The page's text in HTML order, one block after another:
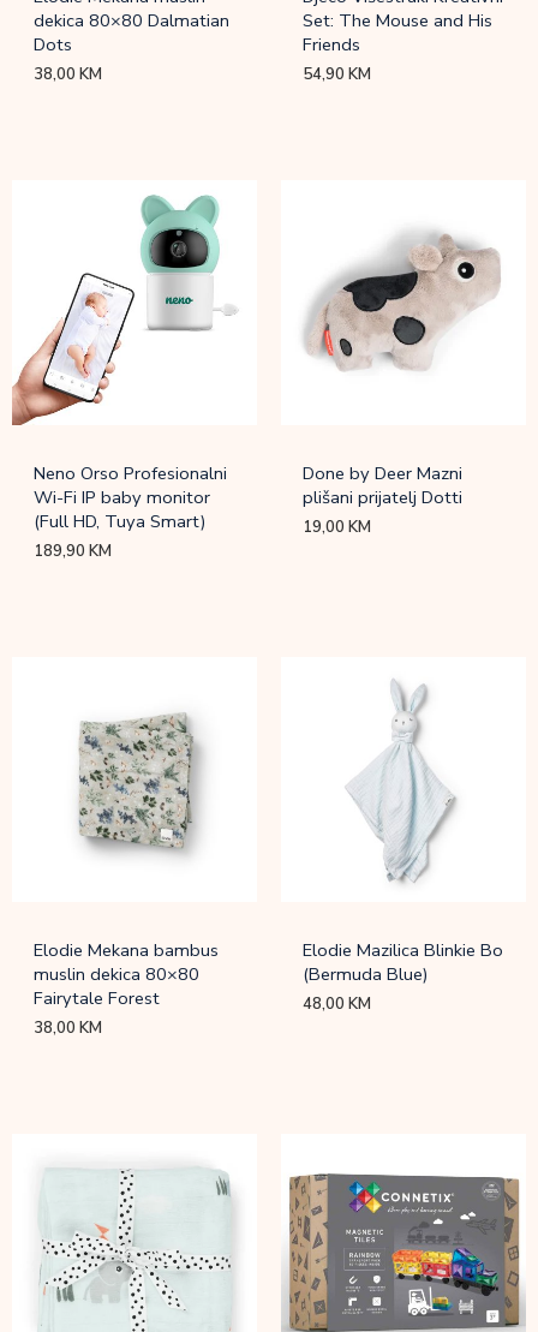
dekica 80×80 Dalmatian
Dots
38,00KM
Set: The Mouse and His
Friends
54,90KM
Neno Orso Profesionalni
Wi-Fi IP baby monitor
(Full HD, Tuya Smart)
189,90KM
Done by Deer Mazni
plišani prijatelj Dotti
19,00KM
Elodie Mekana bambus
muslin dekica 80×80
Fairytale Forest
38,00KM
Elodie Mazilica Blinkie Bo
(Bermuda Blue)
48,00KM